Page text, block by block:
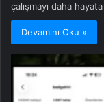
çalışmayı daha
Devamını Oku »